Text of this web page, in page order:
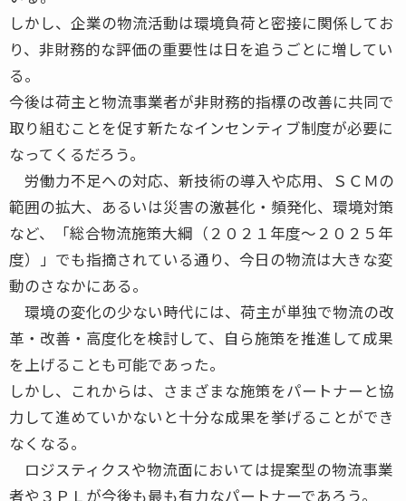
しかし、企業の物流活動は環境負荷と密接に関係してお
り、非財務的な評価の重要性は日を追うごとに増してい
る。
今後は荷主と物流事業者が非財務的指標の改善に共同で
取り組むことを促す新たなインセンティブ制度が必要に
なってくるだろう。
労働力不足への対応、新技術の導入や応用、ＳＣＭの
範囲の拡大、あるいは災害の激甚化・頻発化、環境対策
など、「総合物流施策大綱（２０２１年度〜２０２５年
度）」でも指摘されている通り、今日の物流は大きな変
動のさなかにある。
環境の変化の少ない時代には、荷主が単独で物流の改
革・改善・高度化を検討して、自ら施策を推進して成果
を上げることも可能であった。
しかし、これからは、さまざまな施策をパートナーと協
力して進めていかないと十分な成果を挙げることができ
なくなる。
ロジスティクスや物流面においては提案型の物流事業
者や３ＰＬが今後も最も有力なパートナーであろう。